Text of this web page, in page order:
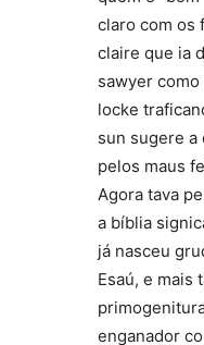
claro com os
claire que ia
sawyer
locke
sun sugere a
pelos maus
Agora tava
a bíblia
já nasceu
Esaú, e mais
enganador